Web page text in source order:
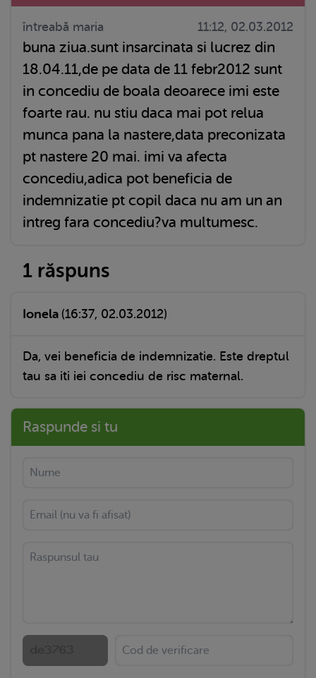
întreabă maria 11:12, 02.03.2012
buna ziua.sunt insarcinata si lucrez din
18.04.11,de pe data de 11 febr2012 sunt
in concediu de boala deoarece imi este
foarte rau. nu stiu daca mai pot relua
munca pana la nastere,data preconizata
pt nastere 20 mai. imi va afecta
concediu,adica pot beneficia de
indemnizatie pt copil daca nu am un an
intreg fara concediu?va multumesc.
1 răspuns
Ionela (16:37, 02.03.2012)
Da, vei beneficia de indemnizatie. Este dreptul
tau sa iti iei concediu de risc maternal.
Raspunde si tu